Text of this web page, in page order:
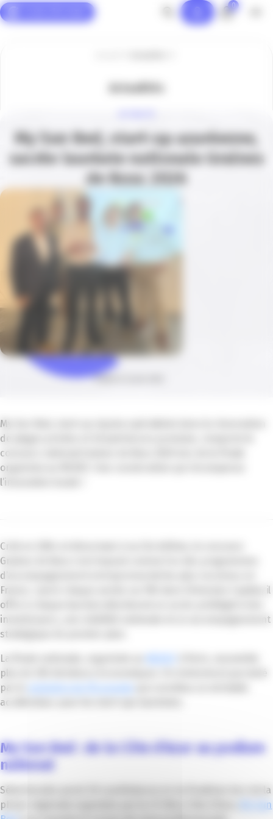
0
Actualités
My Sun Bed, start-up azuréenne,
sacrée lauréate nationale Graines
de Boss 2026
Publié le 24 juin 2026
My Sun Bed, start-up niçoise spécialisée dans la réservation
de plages privées et d’expériences premium, remporte le
concours national Graines de Boss 2026 lors de la finale
organisée au MEDEF. Une consécration qui récompense
l’innovation locale !
Créé en 2004 et désormais à sa 22e édition, le concours
Graines de Boss s’est imposé comme l’un des programmes
d’accompagnement entrepreneurial les plus reconnus en
France. Lancé chaque année sur M6 dans l’émission Capital, il
offre à chaque lauréat sélectionné un accès privilégié à des
investisseurs, une visibilité nationale et un accompagnement
stratégique de premier plan.
La finale nationale, organisée au
plus de 350 décideurs économiques. Un événement parrainé
par le
accélérateur pour les start-ups lauréates.
My Sun Bed : de la Côte d’Azur au podium
national
Sélectionnée parmi 30 candidatures et six finalistes lors de la
phase régionale organisée par la CCI Nice Côte d’Azur,
My Sun
Panneau de gestion des cookies